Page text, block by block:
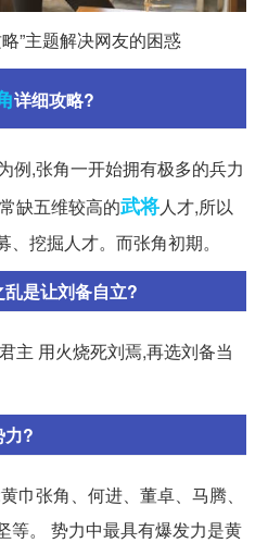
”主题解决网友的困惑
详细攻略?
例,张角一开始拥有极多的兵力
缺五维较高的武将人才,所以
挖掘人才。而张角初期。
是让刘备自立?
主 用火烧死刘焉,再选刘备当
力?
巾张角、何进、董卓、马腾、
等。 势力中最具有爆发力是黄